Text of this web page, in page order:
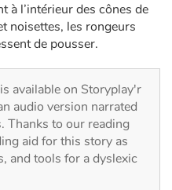
à l’intérieur des cônes de
noisettes, les rongeurs
de pousser.
is available on Storyplay'r
audio version narrated
Thanks to our reading
aid for this story as
and tools for a dyslexic